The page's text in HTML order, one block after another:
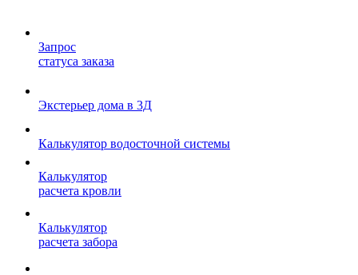
Запрос
статуса заказа
Экстерьер дома в 3Д
Калькулятор водосточной системы
Калькулятор
расчета кровли
Калькулятор
расчета забора